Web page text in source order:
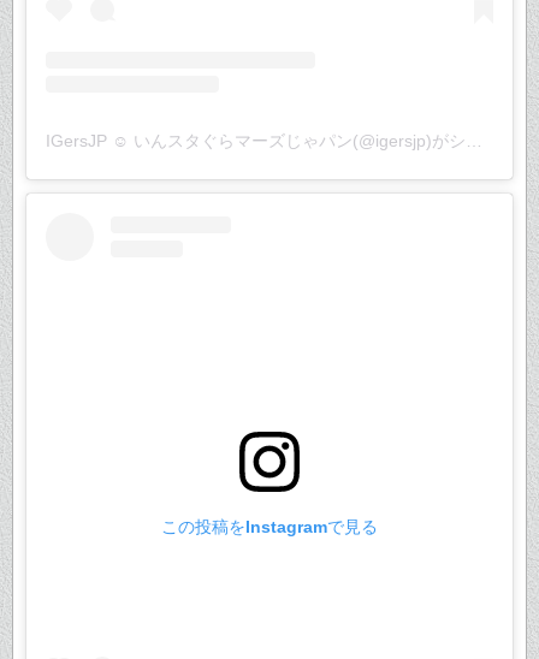
IGersJP ☺︎ いんスタぐらマーズじゃパン(@igersjp)がシェアした投稿
この投稿をInstagramで見る